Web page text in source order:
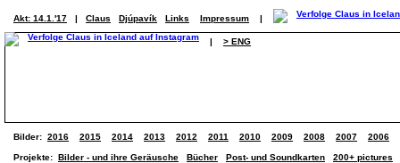
Akt: 14.1.'17 | Claus Djúpavík Links Impressum |
| > ENG
Bilder: 2016 2015 2014 2013 2012 2011 2010 2009 2008 2007 2006
Projekte: Bilder - und ihre Geräusche Bücher Post- und Soundkarten 200+ pictures